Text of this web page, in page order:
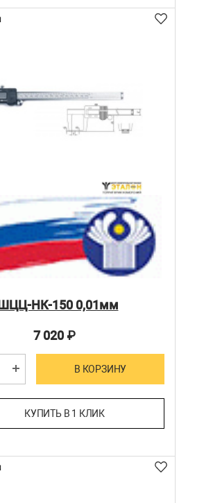
НК-150 0,01мм
7 020₽
В КОРЗИНУ
КУПИТЬ В 1 КЛИК